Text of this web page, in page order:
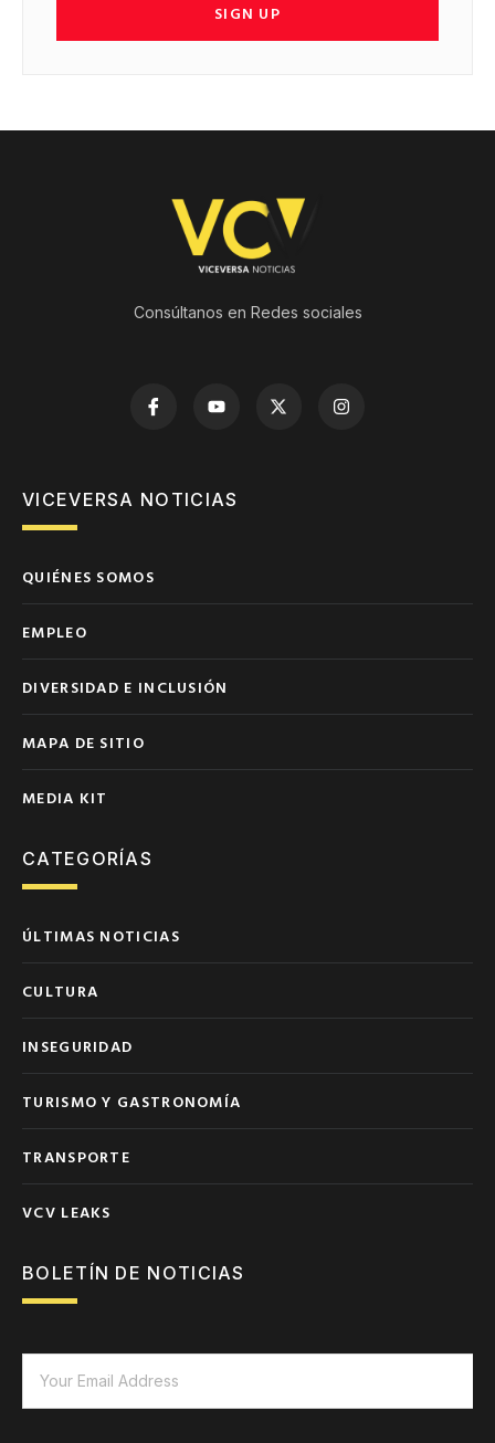
SIGN UP
Consúltanos en Redes sociales
VICEVERSA NOTICIAS
QUIÉNES SOMOS
EMPLEO
DIVERSIDAD E INCLUSIÓN
MAPA DE SITIO
MEDIA KIT
CATEGORÍAS
ÚLTIMAS NOTICIAS
CULTURA
INSEGURIDAD
TURISMO Y GASTRONOMÍA
TRANSPORTE
VCV LEAKS
BOLETÍN DE NOTICIAS